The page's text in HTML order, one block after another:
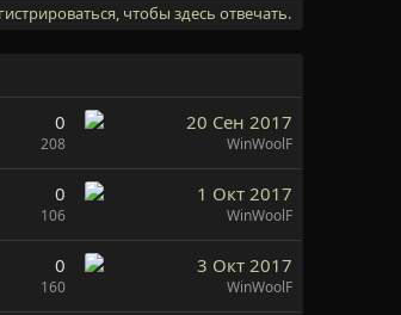
чтобы здесь отвечать.
0
208
20 Сен 2017
WinWoolF
0
106
1 Окт 2017
WinWoolF
0
160
3 Окт 2017
WinWoolF